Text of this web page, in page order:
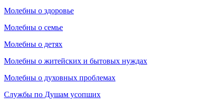
Молебны о здоровье
Молебны о семье
Молебны о детях
Молебны о житейских и бытовых нуждах
Молебны о духовных проблемах
Службы по Душам усопших